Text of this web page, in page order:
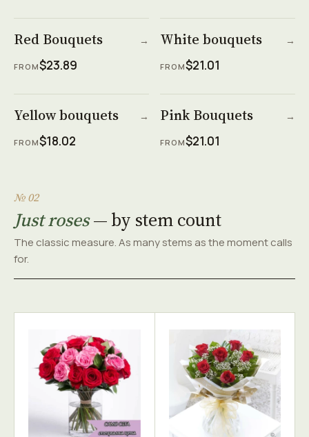
Red Bouquets →
FROM$23.89
White bouquets →
FROM$21.01
Yellow bouquets →
FROM$18.02
Pink Bouquets →
FROM$21.01
№ 02
Just roses— by stem count
The classic measure. As many stems as the moment calls
for.